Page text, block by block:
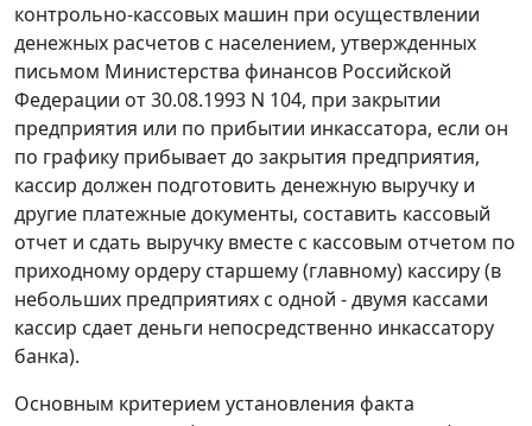
контрольно-кассовых машин при осуществлении
денежных расчетов с населением, утвержденных
письмом Министерства финансов Российской
Федерации от 30.08.1993 N 104, при закрытии
предприятия или по прибытии инкассатора, если он
по графику прибывает до закрытия предприятия,
кассир должен подготовить денежную выручку и
другие платежные документы, составить кассовый
отчет и сдать выручку вместе с кассовым отчетом по
приходному ордеру старшему (главному) кассиру (в
небольших предприятиях с одной - двумя кассами
кассир сдает деньги непосредственно инкассатору
банка).
Основным критерием установления факта